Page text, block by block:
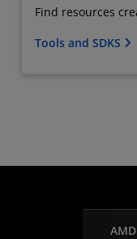
Find resources
Tools and SDKS